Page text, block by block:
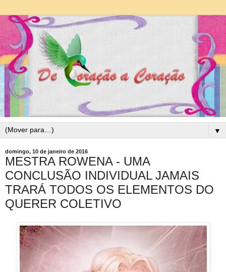
▼
domingo, 10 de janeiro de 2016
MESTRA ROWENA - UMA
CONCLUSÃO INDIVIDUAL JAMAIS
TRARÁ TODOS OS ELEMENTOS DO
QUERER COLETIVO